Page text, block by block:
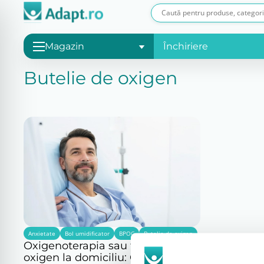
Magazin Închiriere
Butelie de oxigen
Anxietate Bol umidificator BPOC Butelie de oxigen
Oxigenoterapia sau terapia cu
oxigen la domiciliu: Ghidul